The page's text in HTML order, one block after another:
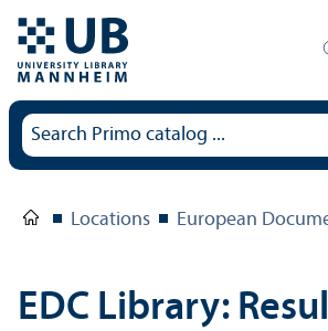
Locations European
EDC Library: